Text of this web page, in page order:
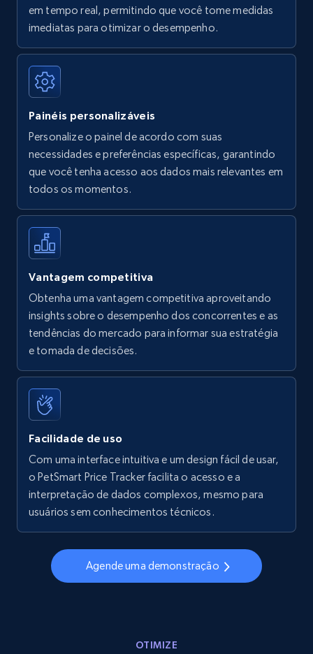
Amazon Reviews
URL, Product name, Product rating, Product
Author name, Asin, and more.
7.4K+ 870+
Walmart - products
Specifications, Image urls, Top reviews, and
more.
5.6K+ 875+
Walmart - products - Find new products by
using specific category URL
URL, Final price, Sku, Currency, Gtin,
Specifications, Image urls, Top reviews, and
more.
Walmart - products - Collects products by
specific keywords
URL, Final price, Sku, Currency, Gtin,
Specifications, Image urls, Top reviews, and
em tempo real, permitindo que você tome medidas
imediatas para otimizar o desempenho.
Painéis personalizáveis
Personalize o painel de acordo com suas
necessidades e preferências específicas, garantindo
que você tenha acesso aos dados mais relevantes em
todos os momentos.
Vantagem competitiva
Obtenha uma vantagem competitiva aproveitando
insights sobre o desempenho dos concorrentes e as
tendências do mercado para informar sua estratégia
e tomada de decisões.
Facilidade de uso
Com uma interface intuitiva e um design fácil de usar,
o PetSmart Price Tracker facilita o acesso e a
interpretação de dados complexos, mesmo para
usuários sem conhecimentos técnicos.
Agende uma demonstração
OTIMIZE